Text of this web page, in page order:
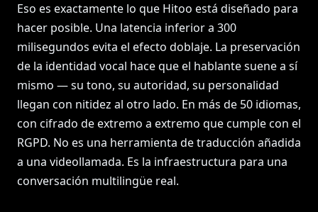
Eso es exactamente lo que Hitoo está diseñado para
hacer posible. Una latencia inferior a 300
milisegundos evita el efecto doblaje. La preservación
de la identidad vocal hace que el hablante suene a sí
mismo — su tono, su autoridad, su personalidad
llegan con nitidez al otro lado. En más de 50 idiomas,
con cifrado de extremo a extremo que cumple con el
RGPD. No es una herramienta de traducción añadida
a una videollamada. Es la infraestructura para una
conversación multilingüe real.